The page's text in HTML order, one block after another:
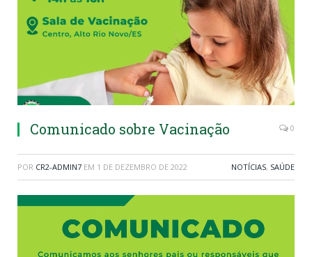
Comunicado sobre Vacinação 0
POR CR2-ADMIN7 EM 1 DE DEZEMBRO DE 2022 NOTÍCIAS, SAÚDE